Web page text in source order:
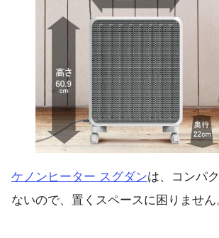
ケノンヒーター スグダンは、コンパ
ないので、置くスペースに困りません